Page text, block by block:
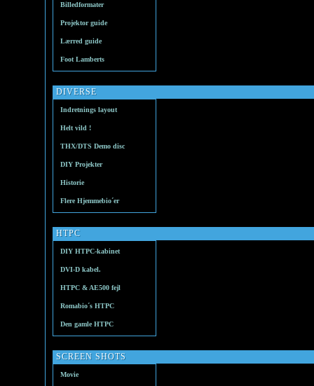
Billedformater
Projektor guide
Lærred guide
Foot Lamberts
DIVERSE
Indretnings layout
Helt vild !
THX/DTS Demo disc
DIY Projekter
Historie
Flere Hjemmebio´er
HTPC
DIY HTPC-kabinet
DVI-D kabel.
HTPC & AE500 fejl
Romabio´s HTPC
Den gamle HTPC
SCREEN SHOTS
Movie